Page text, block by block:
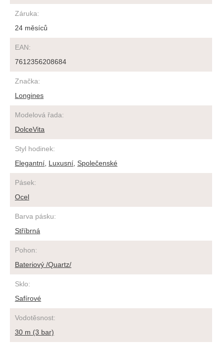
Záruka:
24 měsíců
EAN:
7612356208684
Značka:
Longines
Modelová řada:
DolceVita
Styl hodinek:
Elegantní Luxusní Společenské
Pásek:
Ocel
Barva pásku:
Stříbrná
Pohon:
Bateriový /Quartz/
Sklo:
Safírové
Vodotěsnost:
30 m (3 bar)